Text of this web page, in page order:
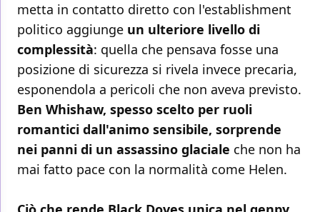
metta in contatto diretto con l'establishment
politico aggiunge un ulteriore livello di
complessità: quella che pensava fosse una
posizione di sicurezza si rivela invece precaria,
esponendola a pericoli che non aveva previsto.
Ben Whishaw, spesso scelto per ruoli
romantici dall'animo sensibile, sorprende
nei panni di un assassino glaciale che non ha
mai fatto pace con la normalità come Helen.